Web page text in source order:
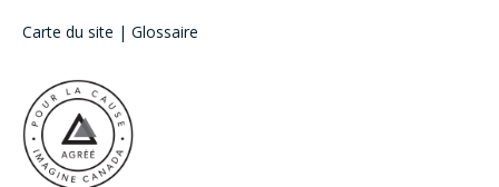
Carte du site | Glossaire